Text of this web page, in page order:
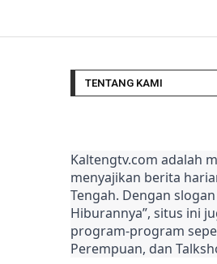
TENTANG KAMI
Kaltengtv.com adalah
menyajikan berita
Tengah. Dengan
Hiburannya”, situs ini
program-program
Perempuan, dan